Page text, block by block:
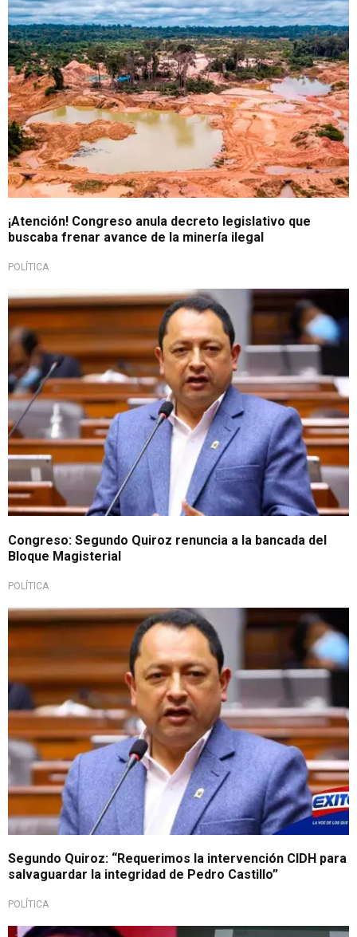
¡Atención! Congreso anula decreto legislativo que
buscaba frenar avance de la minería ilegal
POLÍTICA
Segunda renuncia en un día
Congreso: Segundo Quiroz renuncia a la bancada del
Bloque Magisterial
POLÍTICA
Segundo Quiroz: “Requerimos la intervención CIDH para
salvaguardar la integridad de Pedro Castillo”
POLÍTICA